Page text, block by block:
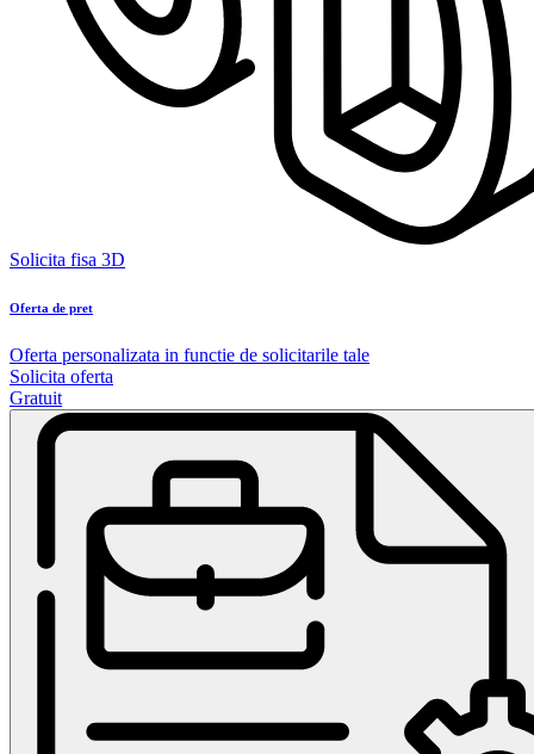
Solicita fisa 3D
Oferta de pret
Oferta personalizata in functie de solicitarile tale
Solicita oferta
Gratuit